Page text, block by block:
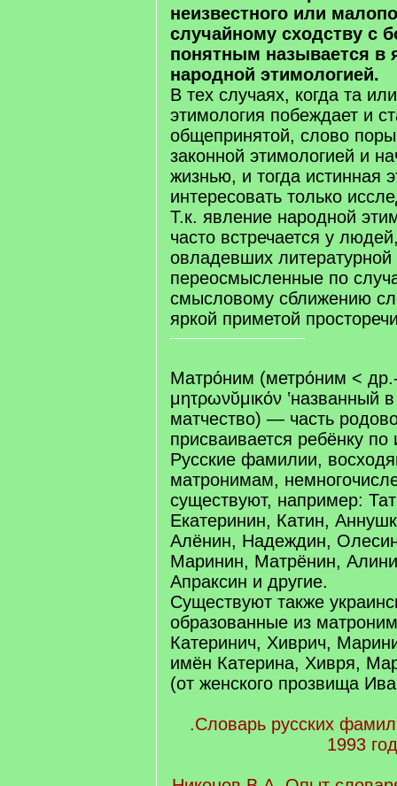
неизвестного или
случайному сходству с
понятным называется в
народной этимологией.
В тех случаях, когда та
этимология побеждает и
общепринятой, слово
законной этимологией и
жизнью, и тогда истинная
интересовать только
Т.к. явление народной
часто встречается у
овладевших литературной
переосмысленные по
смысловому сближению
яркой приметой
Матро́ним (метро́ним <
μητρωνῠμικόν ‛названный
матчество) — часть
присваивается ребёнку
Русские фамилии,
матронимам,
существуют, например:
Екатеринин, Катин,
Алёнин, Надеждин,
Маринин, Матрёнин,
Апраксин и другие.
Существуют также
образованные из
Катеринич, Хиврич,
имён Катерина, Хивря,
(от женского прозвища
.Словарь русских
1993 год